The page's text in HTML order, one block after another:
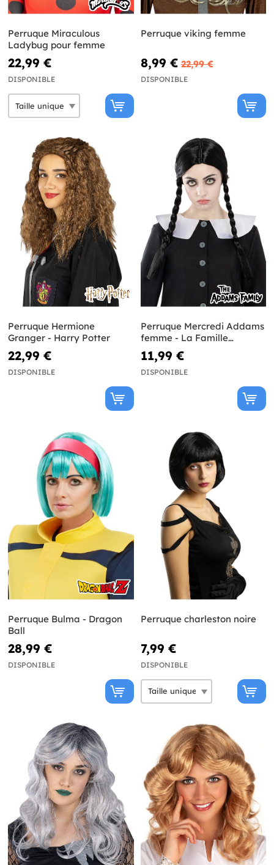
Perruque Miraculous
Ladybug pour femme
22,99 €
DISPONIBLE
Perruque viking femme
8,99 € 22,99 €
DISPONIBLE
Perruque Hermione
Granger - Harry Potter
22,99 €
DISPONIBLE
Perruque Mercredi Addams
femme - La Famille
Addams
11,99 €
DISPONIBLE
Perruque Bulma - Dragon
Ball
28,99 €
DISPONIBLE
Perruque charleston noire
7,99 €
DISPONIBLE